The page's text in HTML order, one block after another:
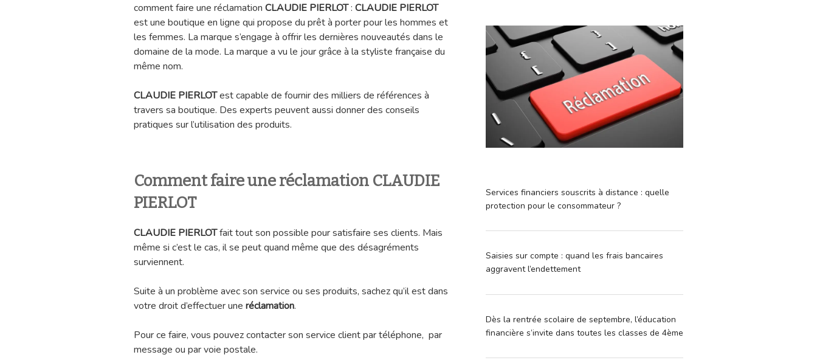
comment faire une réclamation CLAUDIE PIERLOT: CLAUDIE PIERLOT
est une boutique en ligne qui propose du prêt à porter pour les hommes et
les femmes. La marque s’engage à offrir les dernières nouveautés dans le
domaine de la mode. La marque a vu le jour grâce à la styliste française du
même nom.
CLAUDIE PIERLOTest capable de fournir des milliers de références à
travers sa boutique. Des experts peuvent aussi donner des conseils
pratiques sur l’utilisation des produits.
Comment faire une réclamation CLAUDIE
PIERLOT
CLAUDIE PIERLOTfait tout son possible pour satisfaire ses clients. Mais
même si c’est le cas, il se peut quand même que des désagréments
surviennent.
Suite à un problème avec son service ou ses produits, sachez qu’il est dans
votre droit d’effectuer une réclamation.
Pour ce faire, vous pouvez contacter son service client par téléphone, par
message ou par voie postale.
Services financiers souscrits à distance : quelle
protection pour le consommateur ?
Saisies sur compte : quand les frais bancaires
aggravent l’endettement
Dès la rentrée scolaire de septembre, l’éducation
financière s’invite dans toutes les classes de 4ème